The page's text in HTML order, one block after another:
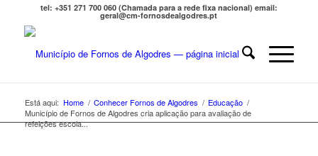
tel: +351 271 700 060 (Chamada para a rede fixa nacional) email:
geral@cm-fornosdealgodres.pt
Está aqui: Home / Conhecer Fornos de Algodres / Educação /
Município de Fornos de Algodres cria aplicação para avaliação de
refeições escola...